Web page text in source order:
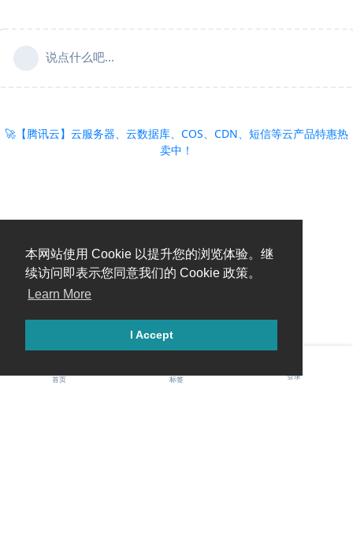
本网站使用 Cookie 以提升您的浏览体验。继
续访问即表示您同意我们的 Cookie 政策。
Learn More
I Accept
说点什么吧...
🚀【腾讯云】云服务器、云数据库、COS、CDN、短信等云产品特惠热
卖中！
首页 标签 登录